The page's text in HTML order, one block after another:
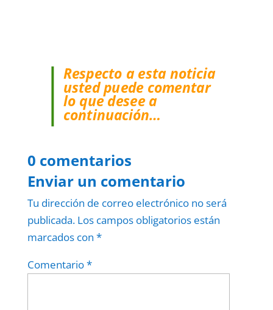
Respecto a esta noticia
usted puede comentar
lo que desee a
continuación…
0 comentarios
Enviar un comentario
Tu dirección de correo electrónico no será
publicada. Los campos obligatorios están
marcados con *
Comentario*